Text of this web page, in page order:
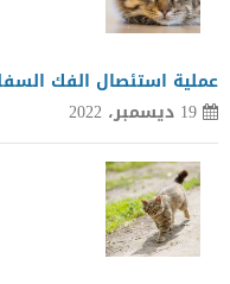
عملية استئصال الفك
19 ديسمبر، 2022